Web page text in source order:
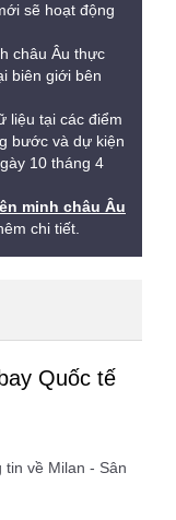
sẽ hoạt động
châu Âu thực
biên giới bên
liệu tại các điểm
bước và dự kiện
10 tháng 4
minh châu Âu
chi tiết.
Quốc tế
về Milan - Sân